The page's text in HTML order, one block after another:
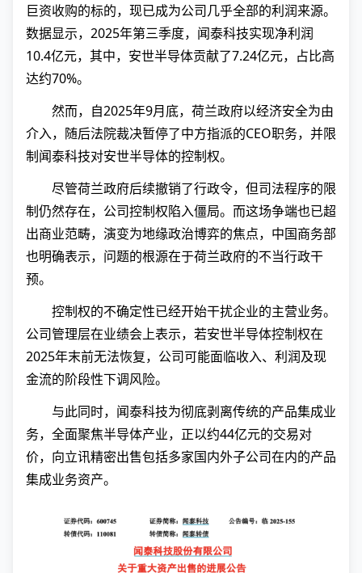
巨资收购的标的，现已成为公司几乎全部的利润来源。
数据显示，2025年第三季度，闻泰科技实现净利润
10.4亿元，其中，安世半导体贡献了7.24亿元，占比高
达约70%。
然而，自2025年9月底，荷兰政府以经济安全为由
介入，随后法院裁决暂停了中方指派的CEO职务，并限
制闻泰科技对安世半导体的控制权。
尽管荷兰政府后续撤销了行政令，但司法程序的限
制仍然存在，公司控制权陷入僵局。而这场争端也已超
出商业范畴，演变为地缘政治博弈的焦点，中国商务部
也明确表示，问题的根源在于荷兰政府的不当行政干
预。
控制权的不确定性已经开始干扰企业的主营业务。
公司管理层在业绩会上表示，若安世半导体控制权在
2025年末前无法恢复，公司可能面临收入、利润及现
金流的阶段性下调风险。
与此同时，闻泰科技为彻底剥离传统的产品集成业
务，全面聚焦半导体产业，正以约44亿元的交易对
价，向立讯精密出售包括多家国内外子公司在内的产品
集成业务资产。